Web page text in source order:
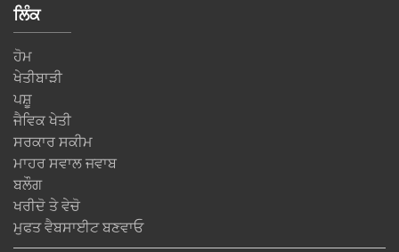
ਲਿੰਕ
ਹੋਮ
ਖੇਤੀਬਾੜੀ
ਪਸ਼ੂ
ਜੈਵਿਕ ਖੇਤੀ
ਸਰਕਾਰ ਸਕੀਮ
ਮਾਹਰ ਸਵਾਲ ਜਵਾਬ
ਬਲੌਗ
ਖਰੀਦੋ ਤੇ ਵੇਚੋ
ਮੁਫਤ ਵੈਬਸਾਈਟ ਬਣਵਾਓ